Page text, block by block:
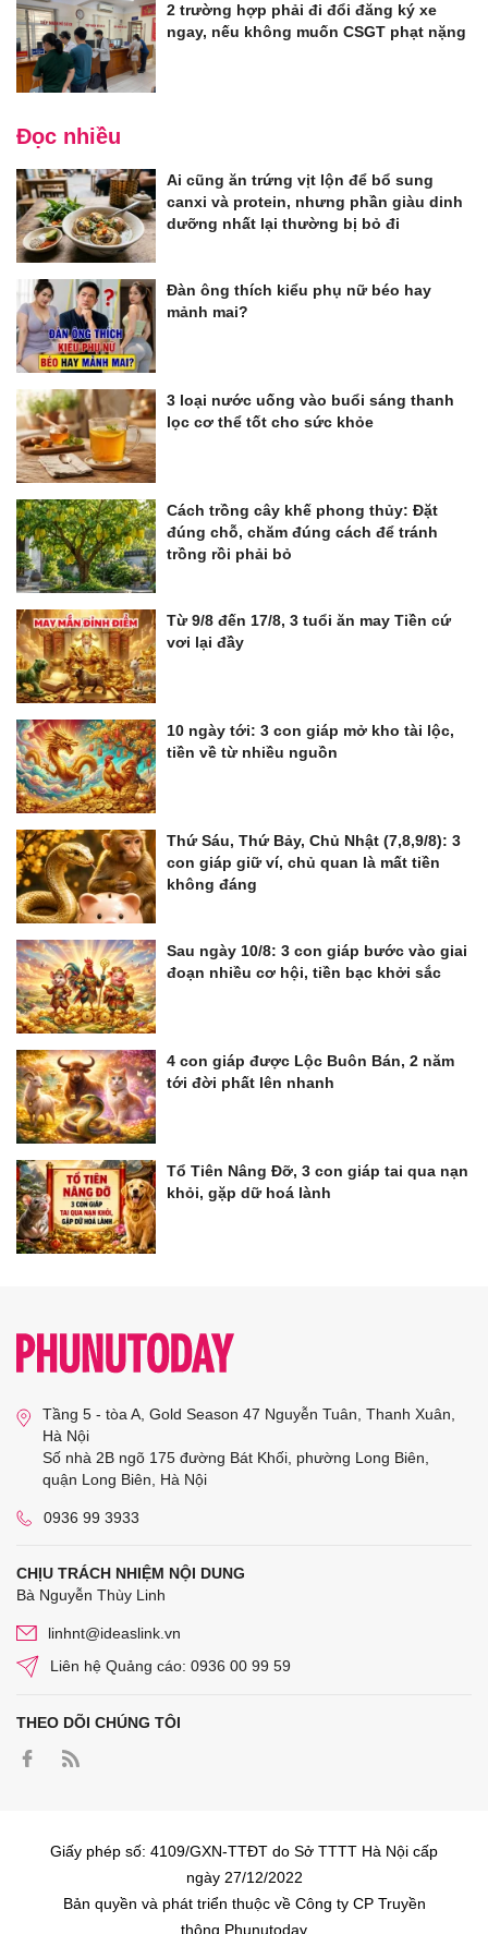
2 trường hợp phải đi đổi đăng ký xe
ngay, nếu không muốn CSGT phạt nặng
Đọc nhiều
Ai cũng ăn trứng vịt lộn để bổ sung
canxi và protein, nhưng phần giàu dinh
dưỡng nhất lại thường bị bỏ đi
Đàn ông thích kiểu phụ nữ béo hay
mảnh mai?
3 loại nước uống vào buổi sáng thanh
lọc cơ thể tốt cho sức khỏe
Cách trồng cây khế phong thủy: Đặt
đúng chỗ, chăm đúng cách để tránh
trồng rồi phải bỏ
Từ 9/8 đến 17/8, 3 tuổi ăn may Tiền cứ
vơi lại đầy
10 ngày tới: 3 con giáp mở kho tài lộc,
tiền về từ nhiều nguồn
Thứ Sáu, Thứ Bảy, Chủ Nhật (7,8,9/8): 3
con giáp giữ ví, chủ quan là mất tiền
không đáng
Sau ngày 10/8: 3 con giáp bước vào giai
đoạn nhiều cơ hội, tiền bạc khởi sắc
4 con giáp được Lộc Buôn Bán, 2 năm
tới đời phất lên nhanh
Tổ Tiên Nâng Đỡ, 3 con giáp tai qua nạn
khỏi, gặp dữ hoá lành
Tầng 5 - tòa A, Gold Season 47 Nguyễn Tuân, Thanh Xuân,
Hà Nội
Số nhà 2B ngõ 175 đường Bát Khối, phường Long Biên,
quận Long Biên, Hà Nội
0936 99 3933
CHỊU TRÁCH NHIỆM NỘI DUNG
Bà Nguyễn Thùy Linh
linhnt@ideaslink.vn
Liên hệ Quảng cáo: 0936 00 99 59
THEO DÕI CHÚNG TÔI
Giấy phép số: 4109/GXN-TTĐT do Sở TTTT Hà Nội cấp
ngày 27/12/2022
Bản quyền và phát triển thuộc về Công ty CP Truyền
thông Phunutoday